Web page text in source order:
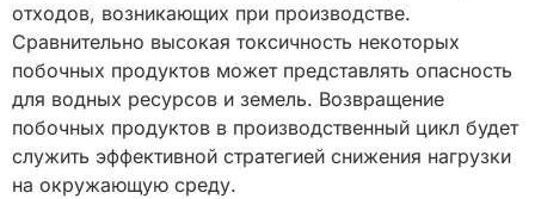
отходов, возникающих при производстве.
Сравнительно высокая токсичность некоторых
побочных продуктов может представлять опасность
для водных ресурсов и земель. Возвращение
побочных продуктов в производственный цикл будет
служить эффективной стратегией снижения нагрузки
на окружающую среду.